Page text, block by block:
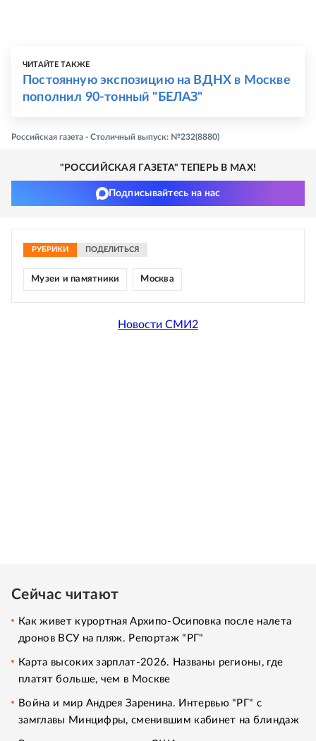
ЧИТАЙТЕ ТАКЖЕ
Постоянную экспозицию на ВДНХ в Москве
пополнил 90-тонный "БЕЛАЗ"
Российская газета - Столичный выпуск: №232(8880)
"РОССИЙСКАЯ ГАЗЕТА" ТЕПЕРЬ В MAX!
Подписывайтесь на нас
РУБРИКИ ПОДЕЛИТЬСЯ
Музеи и памятники Москва
Новости СМИ2
Сейчас читают
Как живет курортная Архипо-Осиповка после налета
дронов ВСУ на пляж. Репортаж "РГ"
Карта высоких зарплат-2026. Названы регионы, где
платят больше, чем в Москве
Война и мир Андрея Заренина. Интервью "РГ" с
замглавы Минцифры, сменившим кабинет на блиндаж